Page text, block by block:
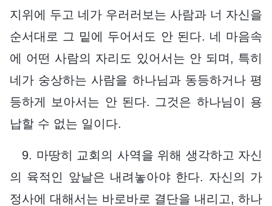
지위에 두고 네가 우러러보는 사람과 너 자신을
순서대로 그 밑에 두어서도 안 된다. 네 마음속
에 어떤 사람의 자리도 있어서는 안 되며, 특히
네가 숭상하는 사람을 하나님과 동등하거나 평
등하게 보아서는 안 된다. 그것은 하나님이 용
납할 수 없는 일이다.
9. 마땅히 교회의 사역을 위해 생각하고 자신
의 육적인 앞날은 내려놓아야 한다. 자신의 가
정사에 대해서는 바로바로 결단을 내리고, 하나